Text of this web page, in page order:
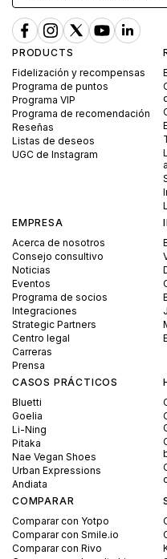
PRODUCTS
Fidelización y recompensas
Programa de puntos
Programa VIP
Programa de recomendación
Reseñas
Listas de deseos
UGC de Instagram
EMPRESA
Acerca de nosotros
Consejo consultivo
Noticias
Eventos
Programa de socios
Integraciones
Strategic Partners
Centro legal
Carreras
Prensa
CASOS PRÁCTICOS
Bluetti
Goelia
Li-Ning
Pitaka
Nae Vegan Shoes
Urban Expressions
Andiata
COMPARAR
Comparar con Yotpo
Comparar con Smile.io
Comparar con Rivo